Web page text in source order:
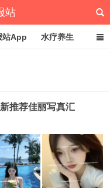
站
站App 水疗养生
推荐佳丽写真汇